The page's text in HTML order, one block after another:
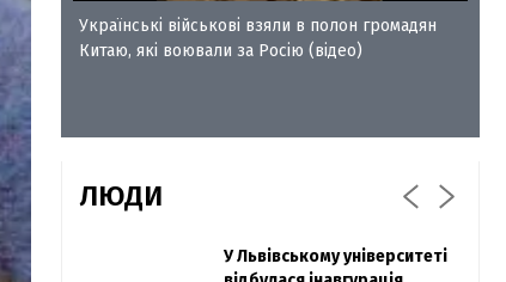
Українські військові взяли в полон громадян
Китаю, які воювали за Росію (відео)
ЛЮДИ
Павло Дак
Захисник "Азовсталі" Діанов
У Львівському університеті